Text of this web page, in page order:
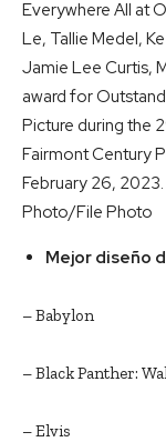
Everywhere All at
Le, Tallie Medel,
Jamie Lee Curtis,
award for
Picture during the
Fairmont Century
February 26,
Photo/File Photo
Mejor diseño
– Babylon
– Black Panther:
– Elvis